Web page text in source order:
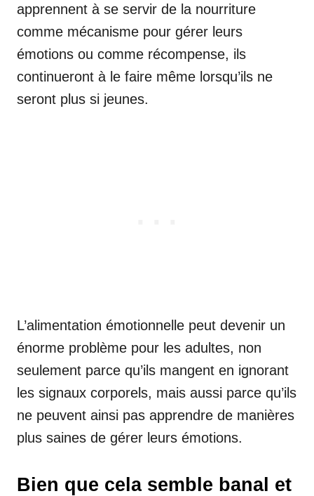
apprennent à se servir de la nourriture
comme mécanisme pour gérer leurs
émotions ou comme récompense, ils
continueront à le faire même lorsqu’ils ne
seront plus si jeunes.
L’alimentation émotionnelle peut devenir un
énorme problème pour les adultes, non
seulement parce qu’ils mangent en ignorant
les signaux corporels, mais aussi parce qu’ils
ne peuvent ainsi pas apprendre de manières
plus saines de gérer leurs émotions.
Bien que cela semble banal et